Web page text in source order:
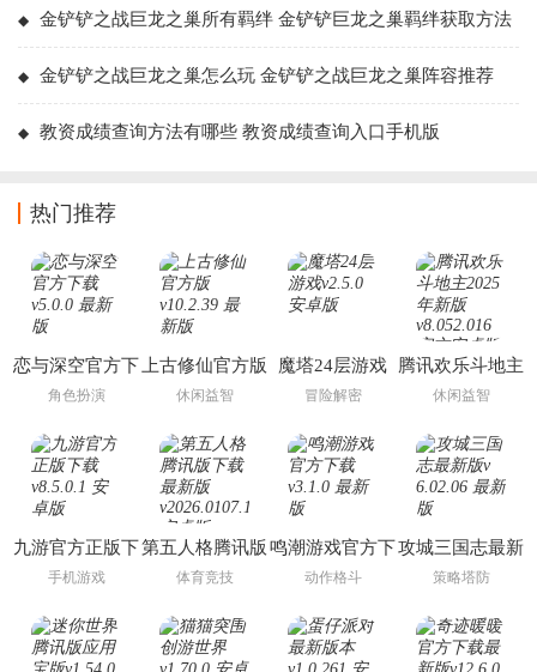
金铲铲之战巨龙之巢所有羁绊 金铲铲巨龙之巢羁绊获取方法
金铲铲之战巨龙之巢怎么玩 金铲铲之战巨龙之巢阵容推荐
教资成绩查询方法有哪些 教资成绩查询入口手机版
热门推荐
恋与深空官方下
载
角色扮演
上古修仙官方版
休闲益智
魔塔24层游戏
冒险解密
腾讯欢乐斗地主
2025年新版
休闲益智
九游官方正版下
载
手机游戏
第五人格腾讯版
下载最新版
体育竞技
鸣潮游戏官方下
载
动作格斗
攻城三国志最新
版
策略塔防